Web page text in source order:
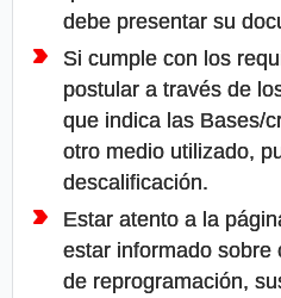
debe presentar su
Si cumple con los
postular a través de
que indica las Bases/
otro medio utilizado,
descalificación.
Estar atento a la
estar informado sobre
de reprogramación,